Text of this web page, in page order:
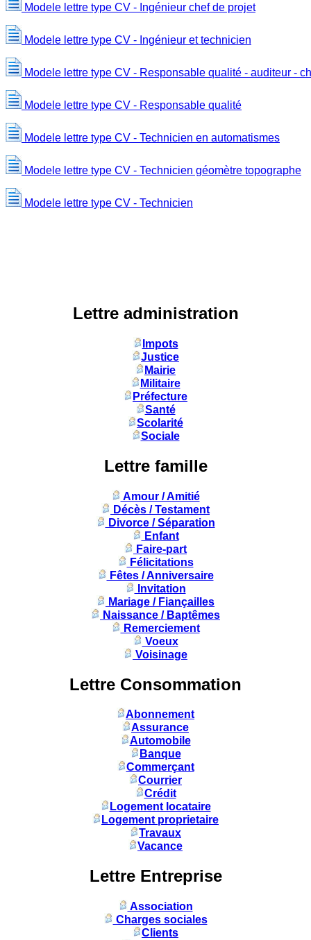
Modele lettre type CV - Ingénieur chef de projet
Modele lettre type CV - Ingénieur et technicien
Modele lettre type CV - Responsable qualité - auditeur -
Modele lettre type CV - Responsable qualité
Modele lettre type CV - Technicien en automatismes
Modele lettre type CV - Technicien géomètre topographe
Modele lettre type CV - Technicien
Lettre administration
Impots
Justice
Mairie
Militaire
Préfecture
Santé
Scolarité
Sociale
Lettre famille
Amour / Amitié
Décès / Testament
Divorce / Séparation
Enfant
Faire-part
Félicitations
Fêtes / Anniversaire
Invitation
Mariage / Fiançailles
Naissance / Baptêmes
Remerciement
Voeux
Voisinage
Lettre Consommation
Abonnement
Assurance
Automobile
Banque
Commerçant
Courrier
Crédit
Logement locataire
Logement proprietaire
Travaux
Vacance
Lettre Entreprise
Association
Charges sociales
Clients